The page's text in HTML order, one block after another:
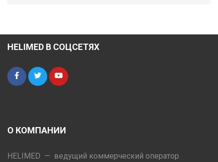
HELIMED В СОЦСЕТЯХ
О КОМПАНИИ
HELIMED — ведущий коммерческий оператор